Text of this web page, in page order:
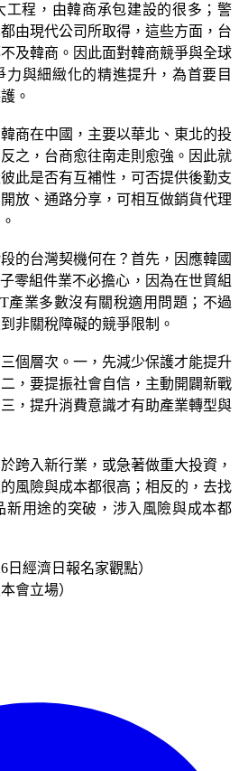
工程，由韓商承包建設的很多；警
由現代公司所取得，這些方面，台
不及韓商。因此面對韓商競爭與全球
與細緻化的精進提升，為首要目
。
商在中國，主要以華北、東北的投
之，台商愈往南走則愈強。因此就
此是否有互補性，可否提供後勤支
放、通路分享，可相互做銷貨代理
的台灣契機何在？首先，因應韓國
零組件業不必擔心，因為在世貿組
產業多數沒有關稅適用問題；不過
非關稅障礙的競爭限制。
個層次。一，先減少保護才能提升
，要提振社會自信，主動開闢新戰
，提升消費意識才有助產業轉型與
跨入新行業，或急著做重大投資，
風險與成本都很高；相反的，去找
新用途的突破，涉入風險與成本都
日經濟日報名家觀點）
會立場）